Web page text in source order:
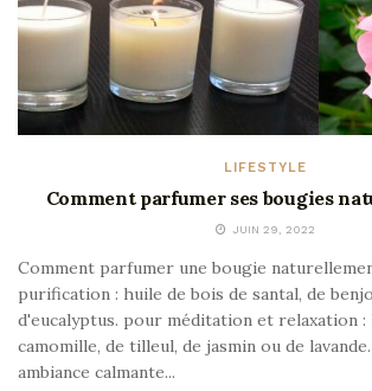
LIFESTYLE
Comment parfumer ses bougies
JUIN 29, 2022
Comment parfumer une bougie
purification : huile de bois de santal, de
d'eucalyptus. pour méditation et relaxation :
camomille, de tilleul, de jasmin ou de
ambiance calmante...